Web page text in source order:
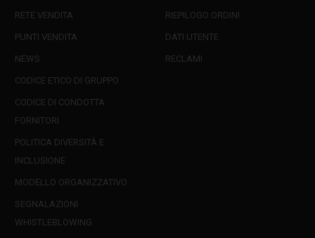
RETE VENDITA
PUNTI VENDITA
NEWS
CODICE ETICO DI GRUPPO
CODICE DI CONDOTTA
FORNITORI
POLITICA DIVERSITÀ E
INCLUSIONE
MODELLO ORGANIZZATIVO
SEGNALAZIONI
WHISTLEBLOWING
RIEPILOGO ORDINI
DATI UTENTE
RECLAMI